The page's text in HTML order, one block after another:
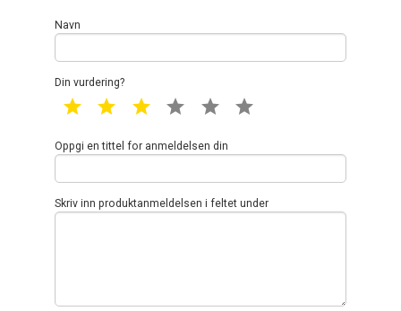
Navn
Din vurdering?
1 star 2 star 3 star 4 star 5 star
Oppgi en tittel for anmeldelsen din
Skriv inn produktanmeldelsen i feltet under